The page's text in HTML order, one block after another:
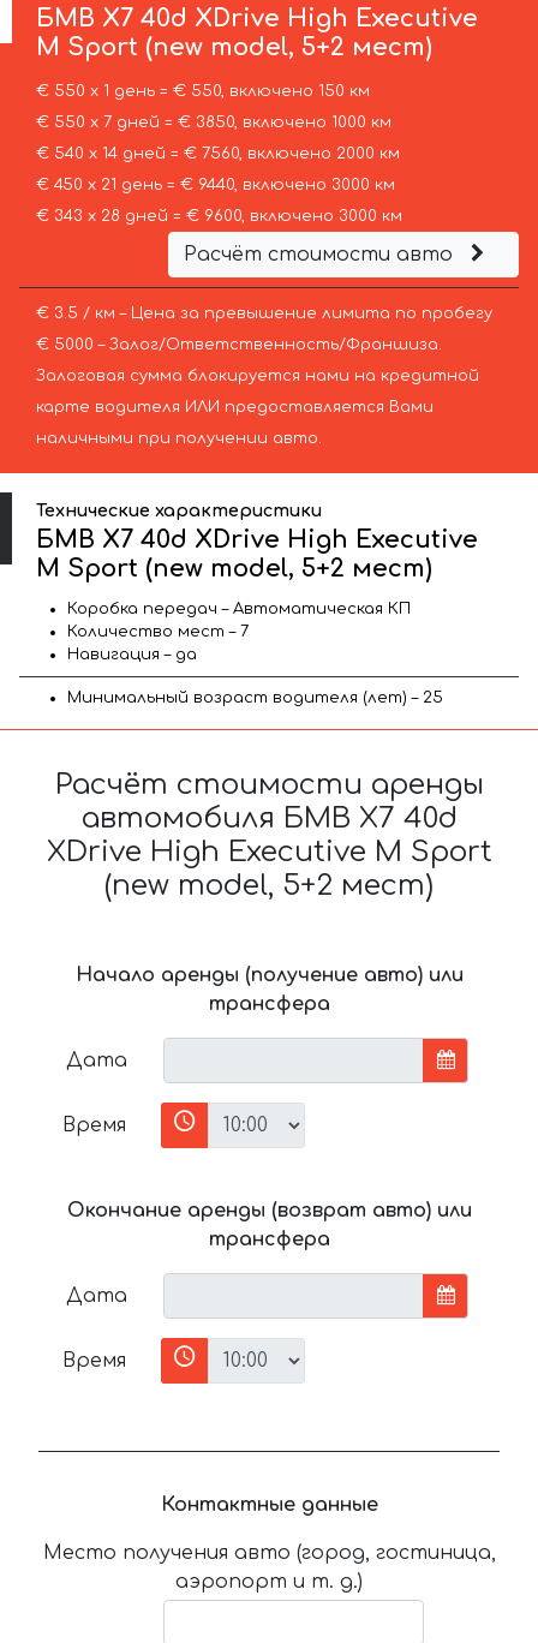
БМВ X7 40d XDrive High Executive
M Sport (new model, 5+2 мест)
€ 550 х 1 день = € 550, включено 150 км
€ 550 х 7 дней = € 3850, включено 1000 км
€ 540 х 14 дней = € 7560, включено 2000 км
€ 450 х 21 день = € 9440, включено 3000 км
€ 343 х 28 дней = € 9600, включено 3000 км
Расчёт стоимости авто
€ 3.5 / км – Цена за превышение лимита по пробегу
€ 5000 – Залог/Ответственность/Франшиза.
Залоговая сумма блокируется нами на кредитной
карте водителя ИЛИ предоставляется Вами
наличными при получении авто.
Технические характеристики
БМВ X7 40d XDrive High Executive
M Sport (new model, 5+2 мест)
Коробка передач – Автоматическая КП
Количество мест – 7
Навигация – да
Минимальный возраст водителя (лет) – 25
Расчёт стоимости аренды
автомобиля БМВ X7 40d
XDrive High Executive M Sport
(new model, 5+2 мест)
Начало аренды (получение авто) или
трансфера
Дата
Время
Окончание аренды (возврат авто) или
трансфера
Дата
Время
Контактные данные
Место получения авто (город, гостиница,
аэропорт и т. д.)